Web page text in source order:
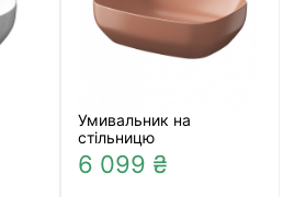
Умивальник на
стільницю
6 099 ₴